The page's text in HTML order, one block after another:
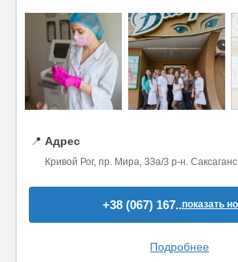
📍 Адрес
Кривой Рог, пр. Мира, 33а/3 р-н.
+38 (067) 167..показать
Подробнее